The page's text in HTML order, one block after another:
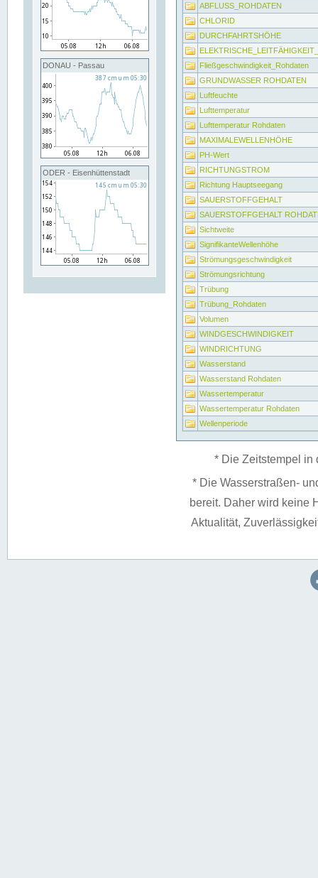
DONAU - Passau
ODER - Eisenhüttenstadt
ABFLUSS_ROHDATEN
CHLORID
DURCHFAHRTSHÖHE
Fließgeschwindigkeit_Rohdaten
GRUNDWASSER ROHDATEN
Luftfeuchte
Lufttemperatur
Lufttemperatur Rohdaten
MAXIMALEWELLENHÖHE
PH-Wert
RICHTUNGSTROM
Richtung Hauptseegang
SAUERSTOFFGEHALT
SAUERSTOFFGEHALT
Sichtweite
SignifikanteWellenhöhe
Strömungsgeschwindigkeit
Strömungsrichtung
Trübung
Trübung_Rohdaten
Volumen
WINDGESCHWINDIGKEIT
WINDRICHTUNG
Wasserstand
Wasserstand Rohdaten
Wassertemperatur
Wassertemperatur Rohdaten
Wellenperiode
* Die Zeitstempel in
* Die Wasserstraßen-
bereit. Daher wird keine
Aktualität,